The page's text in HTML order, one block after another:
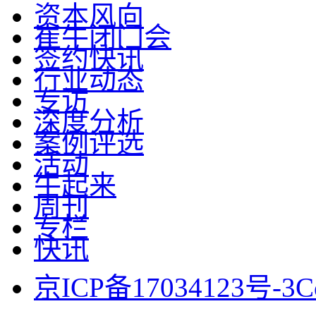
资本风向
崔牛闭门会
签约快讯
行业动态
专访
深度分析
案例评选
活动
牛起来
周刊
专栏
快讯
京ICP备17034123号-3